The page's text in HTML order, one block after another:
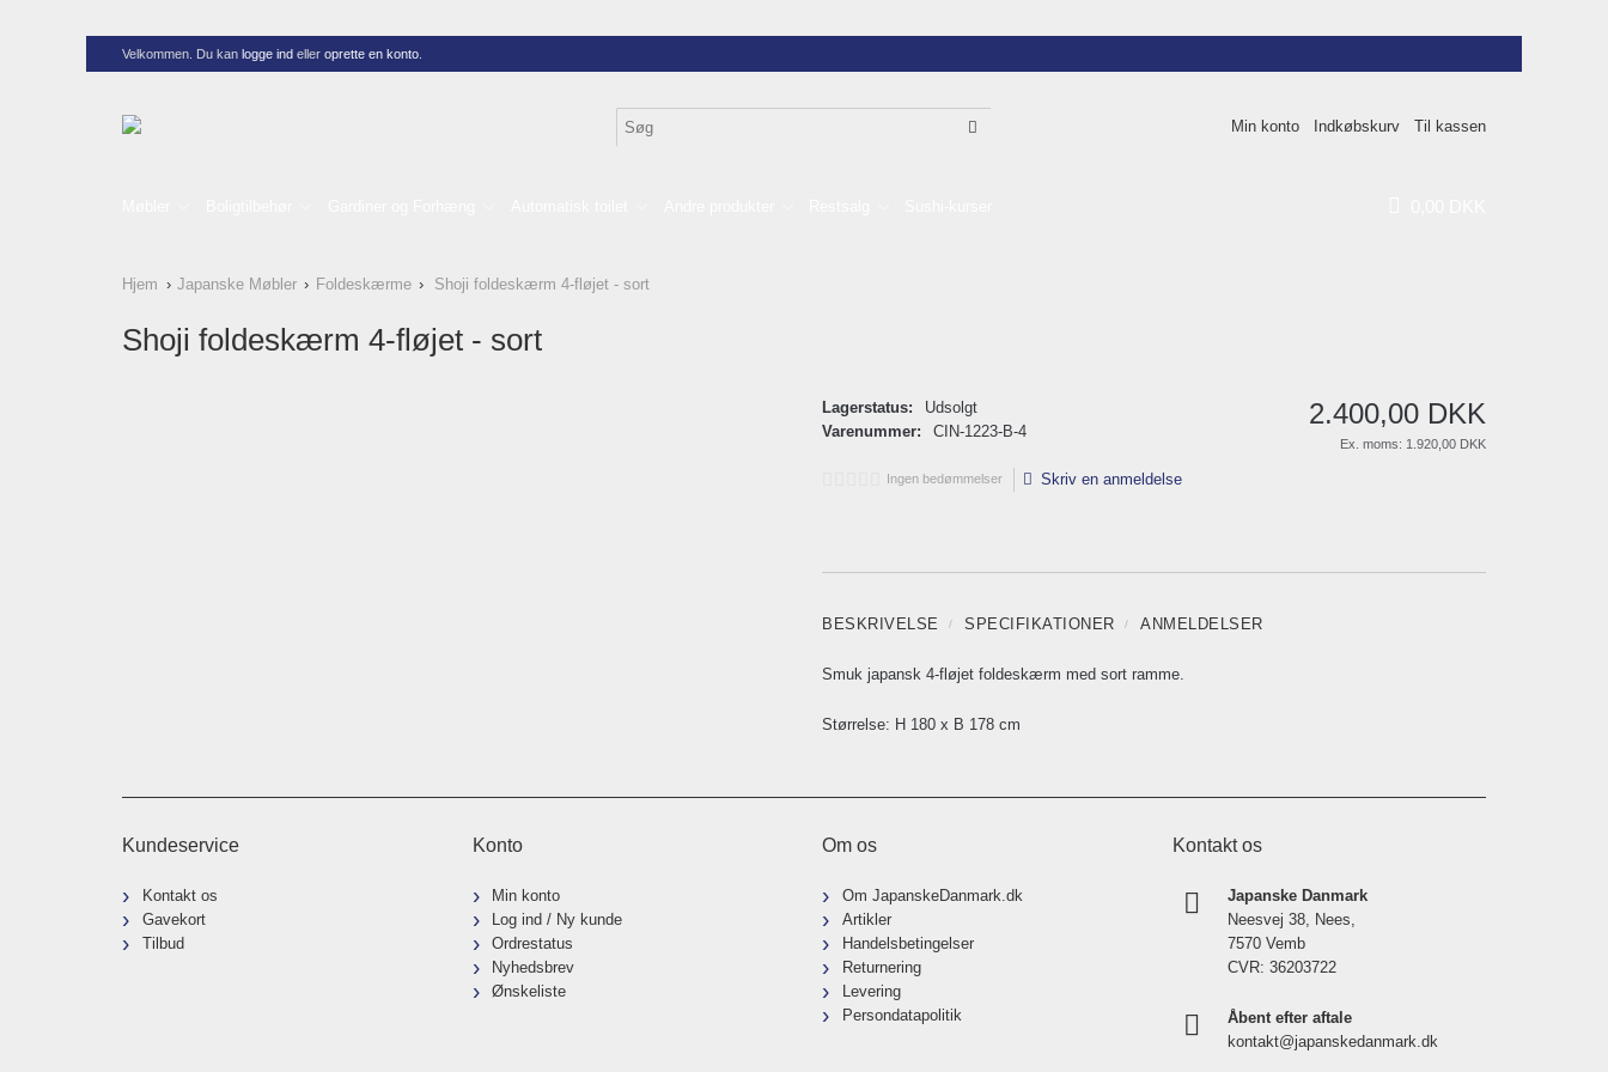
Velkommen. Du kan logge ind eller oprette en konto
Min konto Indkøbskurv Til kassen
Hjem Japanske Møbler Foldeskærme Shoji foldeskærm 4-fløjet - sort
Shoji foldeskærm 4-fløjet - sort
2.400,00 DKK
Ex. moms: 1.920,00 DKK
Lagerstatus:
Udsolgt
Varenummer:
CIN-1223-B-4
Ingen bedømmelser Skriv en anmeldelse
BESKRIVELSE SPECIFIKATIONER ANMELDELSER
Smuk japansk 4-fløjet foldeskærm med sort ramme.
Størrelse: H 180 x B 178 cm
Kundeservice
Kontakt os
Gavekort
Tilbud
Konto
Min konto
Log ind / Ny kunde
Ordrestatus
Nyhedsbrev
Ønskeliste
Om os
Om JapanskeDanmark.dk
Artikler
Handelsbetingelser
Returnering
Levering
Persondatapolitik
Kontakt os
Japanske Danmark
Neesvej 38, Nees,
7570 Vemb
CVR: 36203722
Åbent efter aftale
kontakt@japanskedanmark.dk